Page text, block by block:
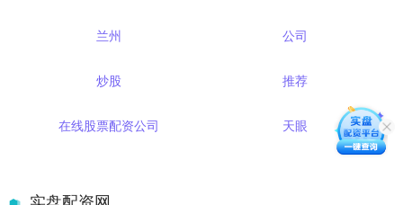
兰州 公司
炒股 推荐
在线股票配资公司 天眼